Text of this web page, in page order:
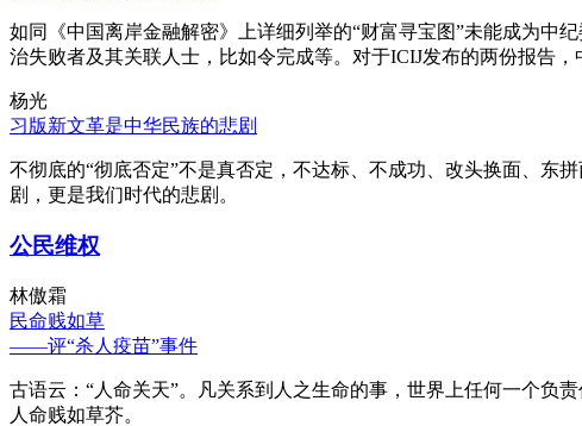
如同《中国离岸金融解密》上详细列举的“财富寻宝图”未能成为中
治失败者及其关联人士，比如令完成等。对于ICIJ发布的两份报告，
杨光
习版新文革是中华民族的悲剧
不彻底的“彻底否定”不是真否定，不达标、不成功、改头换面、东
剧，更是我们时代的悲剧。
公民维权
林傲霜
民命贱如草
——评“杀人疫苗”事件
古语云：“人命关天”。凡关系到人之生命的事，世界上任何一个负
人命贱如草芥。